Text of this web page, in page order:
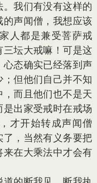
我们有没有这样的
声闻僧，我想应该
人都是兼受菩萨戒
坛大戒嘛！可是这
态确实已经落到声
但他们自己并不知
而且他们也不是天
出家受戒时在戒场
才开始转成声闻僧
，当然有义务要把
在大乘法中才会有